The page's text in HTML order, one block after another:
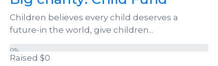
Children believes every child deserves a
future-in the world, give children...
0%
Raised $0